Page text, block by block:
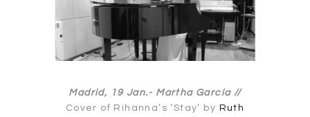
Madrid, 19 Jan.- Martha García //
Cover of Rihanna’s ‘Stay’ by Ruth